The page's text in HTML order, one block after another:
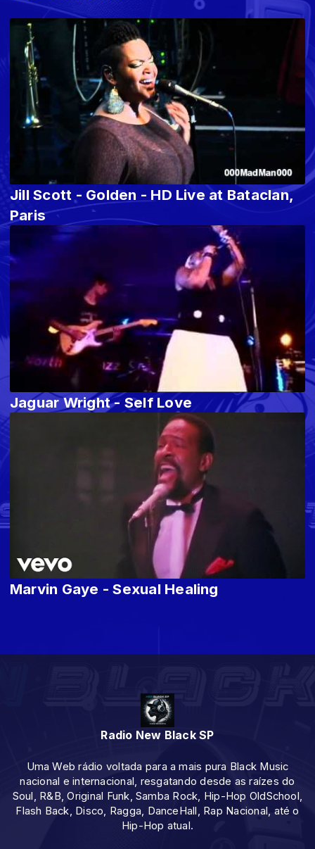
Jill Scott - Golden - HD Live at Bataclan,
Paris
Jaguar Wright - Self Love
Marvin Gaye - Sexual Healing
Radio New Black SP
Uma Web rádio voltada para a mais pura Black Music
nacional e internacional, resgatando desde as raízes do
Soul, R&B, Original Funk, Samba Rock, Hip-Hop OldSchool,
Flash Back, Disco, Ragga, DanceHall, Rap Nacional, até o
Hip-Hop atual.